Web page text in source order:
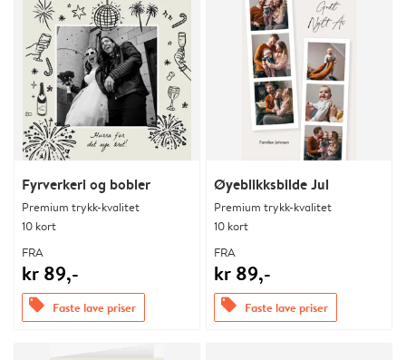
Fyrverkeri og bobler
Premium trykk-kvalitet
10 kort
FRA
kr 89,-
offers Faste lave priser
Øyeblikksbilde Jul
Premium trykk-kvalitet
10 kort
FRA
kr 89,-
offers Faste lave priser